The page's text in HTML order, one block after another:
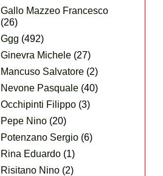
Gallo Mazzeo Francesco
(26)
Ggg (492)
Ginevra Michele (27)
Mancuso Salvatore (2)
Nevone Pasquale (40)
Occhipinti Filippo (3)
Pepe Nino (20)
Potenzano Sergio (6)
Rina Eduardo (1)
Risitano Nino (2)